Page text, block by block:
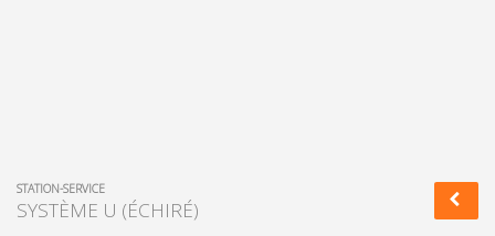
STATION-SERVICE
SYSTÈME U (ÉCHIRÉ)